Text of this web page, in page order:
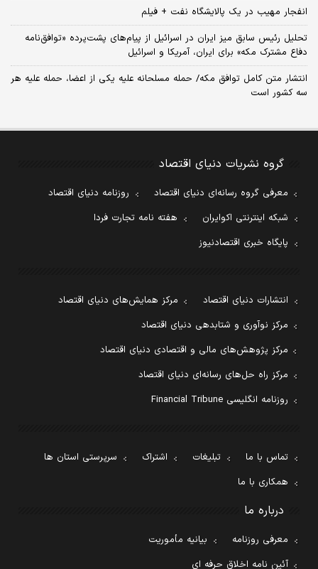
انفجار مهیب در یک پالایشگاه نفت + فیلم
تحلیل رئیس سابق میز ایران در اسرائیل از پیام‌های پشت‌پرده «توافق‌نامه
دفاع مشترک مکه» برای ایران، آمریکا و اسرائیل
انتشار متن کامل توافق مکه/ حمله مسلحانه علیه یکی از اعضا، حمله علیه هر
سه کشور است
گروه نشریات دنیای اقتصاد
معرفی گروه رسانه‌ای دنیای اقتصاد
روزنامه دنیای اقتصاد
شبکه اینترنتی اکوایران
هفته نامه تجارت فردا
پایگاه خبری اقتصادنیوز
انتشارات دنیای اقتصاد
مرکز همایش‌های دنیای اقتصاد
مرکز نوآوری و شتابدهی دنیای اقتصاد
مرکز پژوهش‌های مالی و اقتصادی دنیای اقتصاد
مرکز راه حل‌های رسانه‌ای دنیای اقتصاد
روزنامه انگلیسی Financial Tribune
تماس با ما تبلیغات اشتراک
سرپرستی استان ها
همکاری با ما
درباره ما
معرفی روزنامه
بیانیه مأموریت
آئین نامه اخلاق حرفه ای